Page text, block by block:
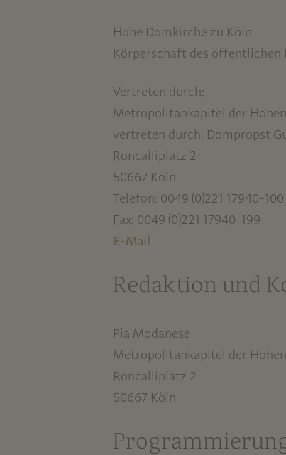
Hohe Domkirche zu Köln
Körperschaft des öffentlichen
Vertreten durch:
Metropolitankapitel der
vertreten durch: Dompropst
Roncalliplatz 2
50667 Köln
Telefon: 0049 (0)221 17940-100
Fax: 0049 (0)221 17940-199
E-Mail
Redaktion und
Pia Modanese
Metropolitankapitel der
Roncalliplatz 2
50667 Köln